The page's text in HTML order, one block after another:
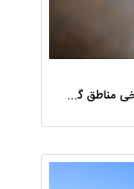
احتمال افت فشار و قطعی موقت آب در برخی مناطق گیلان